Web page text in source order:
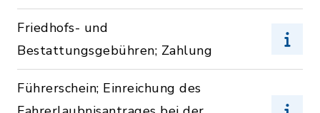
Friedhofs- und
Bestattungsgebühren; Zahlung
Führerschein; Einreichung des